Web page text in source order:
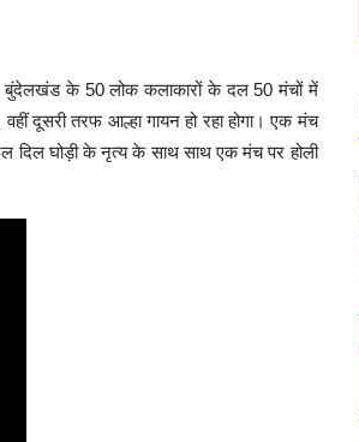
बुंदेलखंड के 50 लोक कलाकारों के दल 50 मंचों में
दूसरी तरफ आल्हा गायन हो रहा होगा। एक मंच
दिल घोड़ी के नृत्य के साथ साथ एक मंच पर होली